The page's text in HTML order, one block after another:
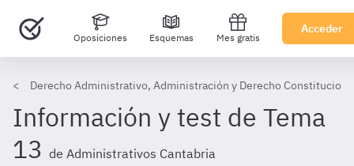
Oposiciones Esquemas Mes gratis
Acceder
Derecho Administrativo, Administración y Derecho
Información y test de Tema
13 de Administrativos Cantabria